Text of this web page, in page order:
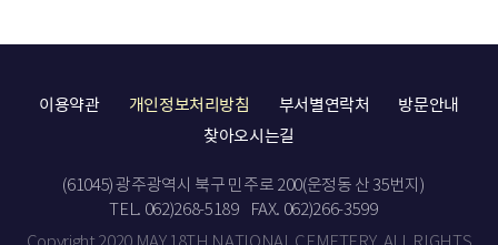
이용약관 개인정보처리방침 부서별연락처
방문안내
찾아오시는길
(61045) 광주광역시 북구 민주로 200(운정동 산 35번지)
TEL. 062)268-5189
FAX. 062)266-3599